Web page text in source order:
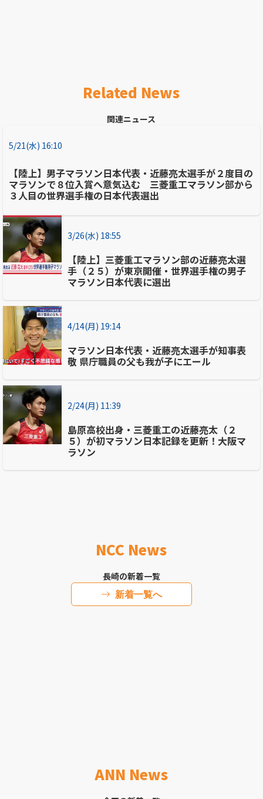
Related News
関連ニュース
5/21(水) 16:10
【陸上】男子マラソン日本代表・近藤亮太選手が２度目の
マラソンで８位入賞へ意気込む 三菱重工マラソン部から
３人目の世界選手権の日本代表選出
3/26(水) 18:55
【陸上】三菱重工マラソン部の近藤亮太選
手（２５）が東京開催・世界選手権の男子
マラソン日本代表に選出
4/14(月) 19:14
マラソン日本代表・近藤亮太選手が知事表
敬 県庁職員の父も我が子にエール
2/24(月) 11:39
島原高校出身・三菱重工の近藤亮太（２
５）が初マラソン日本記録を更新！大阪マ
ラソン
NCC News
長崎の新着一覧
新着一覧へ
ANN News